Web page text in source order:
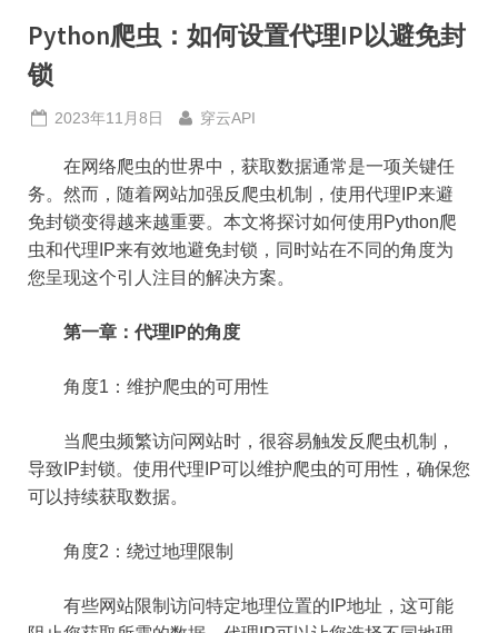
Python爬虫：如何设置代理IP以避免封
锁
Posted
2023年11月8日 By
穿云API
在网络爬虫的世界中，获取数据通常是一项关键任
务。然而，随着网站加强反爬虫机制，使用代理IP来避
免封锁变得越来越重要。本文将探讨如何使用Python爬
虫和代理IP来有效地避免封锁，同时站在不同的角度为
您呈现这个引人注目的解决方案。
第一章：代理IP的角度
角度1：维护爬虫的可用性
当爬虫频繁访问网站时，很容易触发反爬虫机制，
导致IP封锁。使用代理IP可以维护爬虫的可用性，确保您
可以持续获取数据。
角度2：绕过地理限制
有些网站限制访问特定地理位置的IP地址，这可能